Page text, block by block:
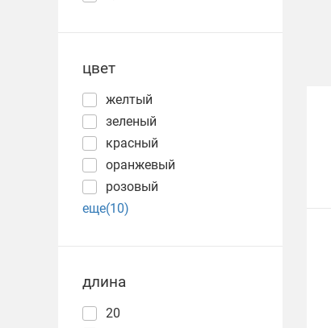
цвет
желтый
зеленый
красный
оранжевый
розовый
еще(10)
длина
20